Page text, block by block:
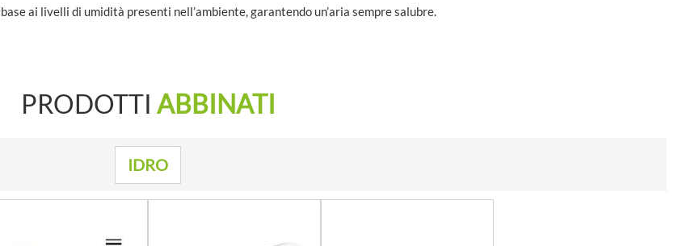
ai livelli di umidità presenti nell’ambiente, garantendo un’aria sempre salubre.
PRODOTTI ABBINATI
IDRO